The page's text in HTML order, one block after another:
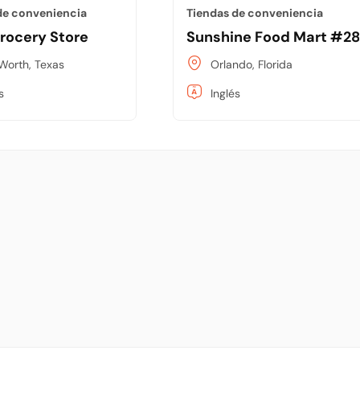
conveniencia
Store
Texas
Tiendas de conveniencia
Sunshine Food Mart
Orlando, Florida
Inglés